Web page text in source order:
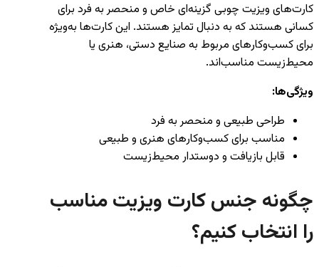
کارت‌های ویزیت چوبی گزینه‌ای خاص و منحصر به فرد برای
کسانی هستند که به دنبال تمایز هستند. این کارت‌ها به‌ویژه
برای کسب‌وکارهای مربوط به صنایع دستی، هنری یا
محیط‌زیست مناسب‌اند.
ویژگی‌ها:
طراحی طبیعی و منحصر به فرد
مناسب برای کسب‌وکارهای هنری و طبیعی
قابل بازیافت و دوستدار محیط‌زیست
چگونه جنس کارت ویزیت مناسب
را انتخاب کنیم؟